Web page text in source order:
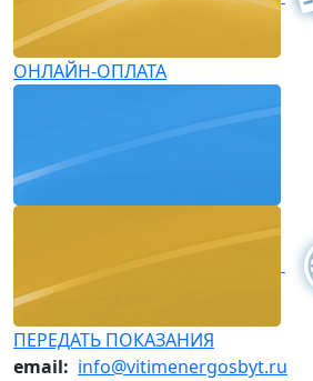
ОНЛАЙН-ОПЛАТА
ПЕРЕДАТЬ ПОКАЗАНИЯ
email: info@vitimenergosbyt.ru